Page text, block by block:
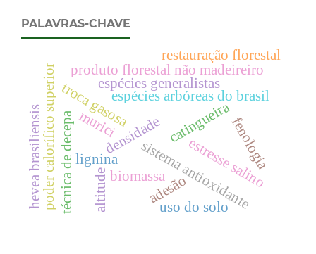
PALAVRAS-CHAVE
biomassa
densidade
sistema antioxidante
troca gasosaespécies arbóreas do brasil
técnica de decepa lignina
poder calorífico superior estresse salino
catingueira
altitude
espécies generalistas
produto florestal não madeireiro
restauração florestal
fenologia
murici
adesão
hevea brasiliensis uso do solo